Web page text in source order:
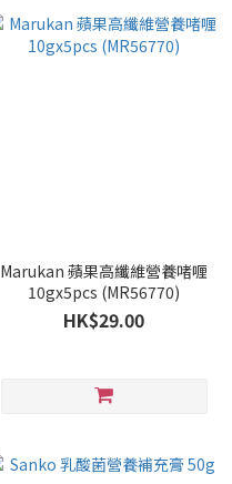
Marukan 蘋果高纖維營養啫喱
10gx5pcs (MR56770)
HK$29.00